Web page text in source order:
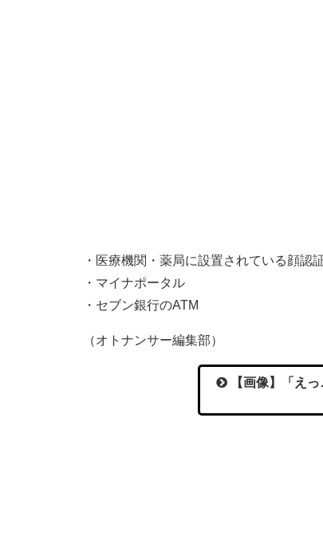
・医療機関・薬局に設置されている顔認
・マイナポータル
・セブン銀行のATM
（オトナンサー編集部）
【画像】「え